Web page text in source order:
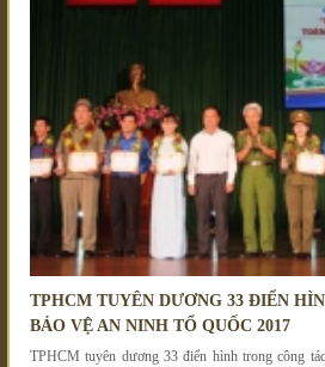
TPHCM TUYÊN DƯƠNG 33 ĐIỂN
BẢO VỆ AN NINH TỔ QUỐC 2017
TPHCM tuyên dương 33 điển hình trong công